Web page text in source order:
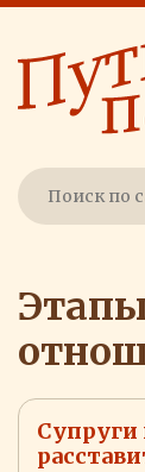
Супруги